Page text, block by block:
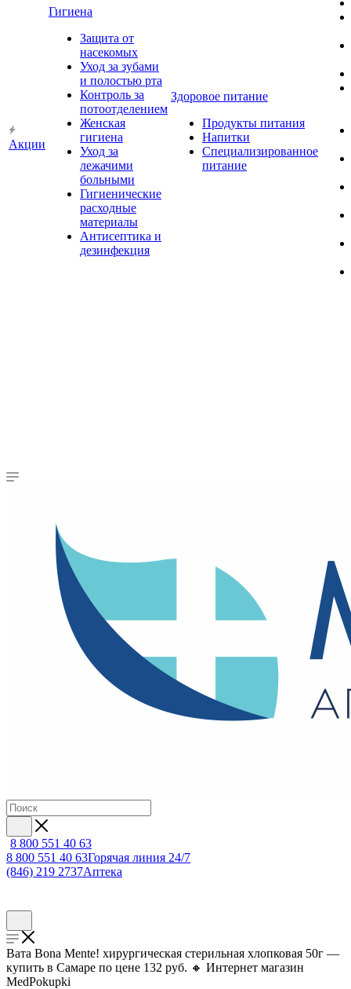
Акции
Гигиена
Защита от
насекомых
Уход за зубами
и полостью рта
Контроль за
потоотделением
Женская
гигиена
Уход за
лежачими
больными
Гигиенические
расходные
материалы
Антисептика и
дезинфекция
Здоровое питание
Продукты питания
Напитки
Специализированное
питание
8 800 551 40 63
8 800 551 40 63Горячая линия 24/7
(846) 219 2737Аптека
Вата Bona Mente! хирургическая стерильная хлопковая 50г —
купить в Самаре по цене 132 руб. 🔸 Интернет магазин
MedPokupki